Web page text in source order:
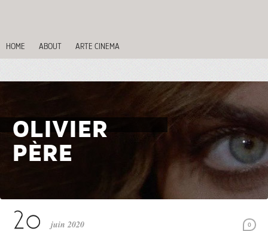
HOME ABOUT ARTE CINEMA
OLIVIER
PÈRE
0
juin 2020